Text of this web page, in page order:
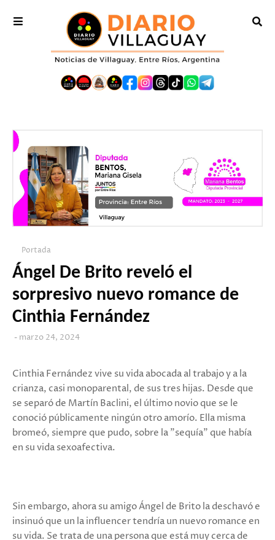
Portada
Ángel De Brito reveló el
sorpresivo nuevo romance de
Cinthia Fernández
marzo 24, 2024
Cinthia Fernández vive su vida abocada al trabajo y a la
crianza, casi monoparental, de sus tres hijas. Desde que
se separó de Martín Baclini, el último novio que se le
conoció públicamente ningún otro amorío. Ella misma
bromeó, siempre que pudo, sobre la "sequía" que había
en su vida sexoafectiva.
Sin embargo, ahora su amigo Ángel de Brito la deschavó e
insinuó que un la influencer tendría un nuevo romance en
su vida. Se trata de una persona que está muy cerca de